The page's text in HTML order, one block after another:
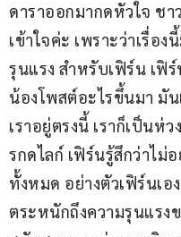
ดาราออกมากดหัวใจ ชา
เข้าใจค่ะ เพราะว่าเรื่อ
รุนแรง สำหรับเฟิร์น เฟิ
น้องโพสต์อะไรขึ้นมา มัน
เราอยู่ตรงนี้ เราก็เป็นห่
รกดไลก์ เฟิร์นรู้สึกว่าไม่
ทั้งหมด อย่างตัวเฟิร์นเอ
ตระหนักถึงความรุนแรง